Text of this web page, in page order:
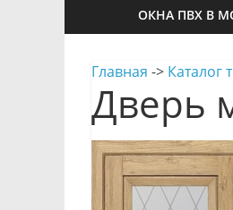
ОКНА ПВХ В
Главная -> Каталог
Дверь